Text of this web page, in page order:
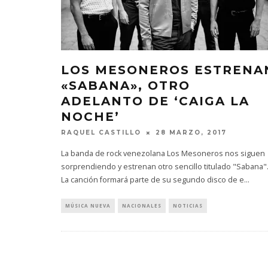
LOS MESONEROS
«SABANA», OTRO
ADELANTO DE ‘CAIGA LA
NOCHE’
RAQUEL CASTILLO 28 MARZO, 2017
La banda de rock venezolana Los Mesoneros nos siguen
sorprendiendo y estrenan otro sencillo titulado "Sabana".
La canción formará parte de su segundo disco de e...
MÚSICA NUEVA NACIONALES NOTICIAS